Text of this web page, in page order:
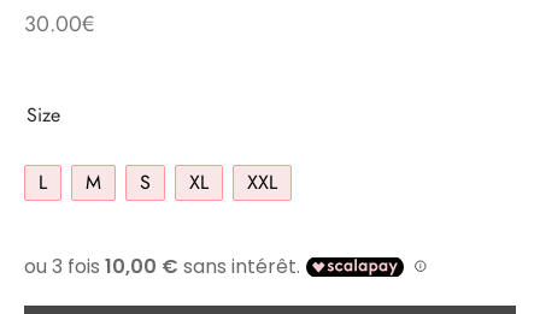
30.00€
Size
L M S XL XXL